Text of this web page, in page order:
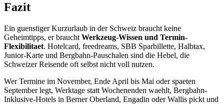
Fazit
Ein guenstiger Kurzurlaub in der Schweiz braucht keine
Geheimtipps, er braucht Werkzeug-Wissen und Termin-
Flexibilitaet. Hotelcard, freedreams, SBB Sparbillette, Halbtax,
Junior-Karte und Bergbahn-Pauschalen sind die Hebel, die
Schweizer Reisende oft selbst nicht voll nutzen.
Wer Termine im November, Ende April bis Mai oder spaeten
September legt, Werktage statt Wochenenden waehlt, Bergbahn-
Inklusive-Hotels in Berner Oberland, Engadin oder Wallis pickt und